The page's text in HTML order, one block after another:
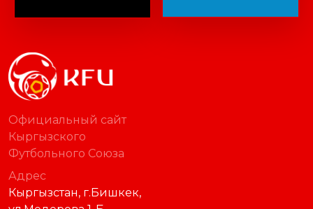
Официальный сайт
Кыргызского
Футбольного Союза
Адрес
Кыргызстан, г.Бишкек,